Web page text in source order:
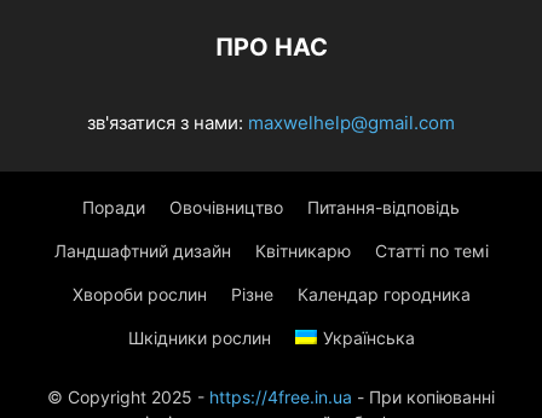
ПРО НАС
зв'язатися з нами: maxwelhelp@gmail.com
Поради Овочівництво Питання-відповідь
Ландшафтний дизайн Квітникарю Статті по темі
Хвороби рослин Різне Календар городника
Шкідники рослин Українська
© Copyright 2025 - https://4free.in.ua - При копіюванні